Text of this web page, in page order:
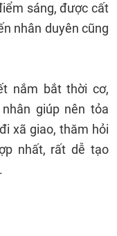
sáng, được cất
nhân duyên cũng
nắm bắt thời cơ,
giúp nên tỏa
xã giao, thăm hỏi
nhất, rất dễ tạo